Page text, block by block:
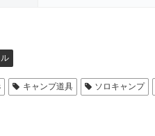
キャンプ道具 ソロキャンプ